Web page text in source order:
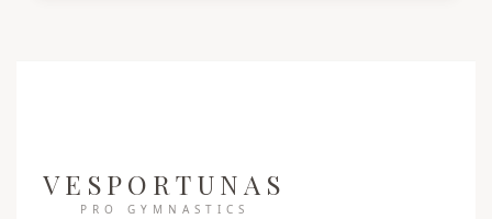
VESPORTUNAS
PRO GYMNASTICS